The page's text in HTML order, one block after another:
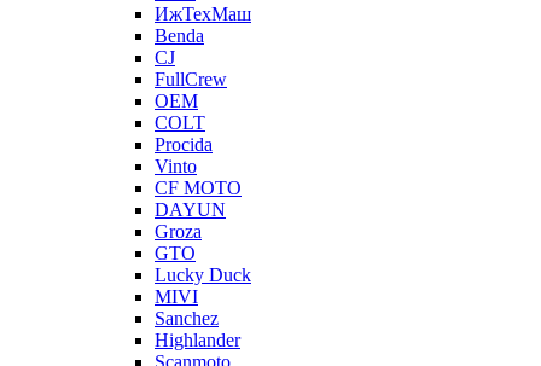
ИжТехМаш
Benda
CJ
FullCrew
OEM
COLT
Procida
Vinto
CF MOTO
DAYUN
Groza
GTO
Lucky Duck
MIVI
Sanchez
Highlander
Scanmoto